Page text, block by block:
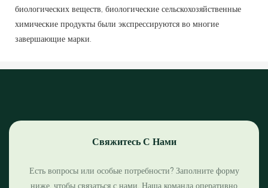
биологических веществ, биологические сельскохозяйственные
химические продукты были экспрессируются во многие
завершающие марки.
Свяжитесь С Нами
Есть вопросы или особые потребности? Заполните форму
ниже, чтобы связаться с нами. Наша команда оперативно